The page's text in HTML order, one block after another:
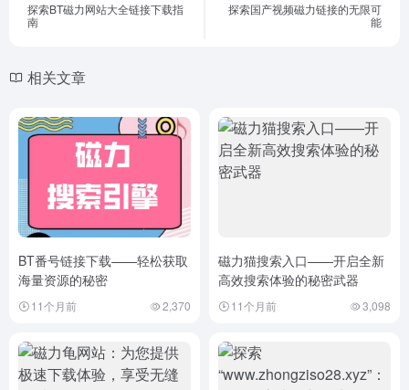
探索BT磁力网站大全链接下载指
南
探索国产视频磁力链接的无限可
能
相关文章
BT番号链接下载——轻松获取
海量资源的秘密
11个月前 2,370
磁力猫搜索入口——开启全新
高效搜索体验的秘密武器
11个月前 3,098